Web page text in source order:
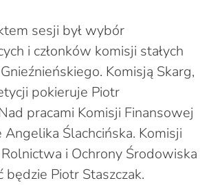
sesji był wybór
i członków komisji stałych
Komisją Skarg,
pokieruje Piotr
pracami Komisji Finansowej
Ślachcińska. Komisji
i Ochrony Środowiska
Piotr Staszczak.